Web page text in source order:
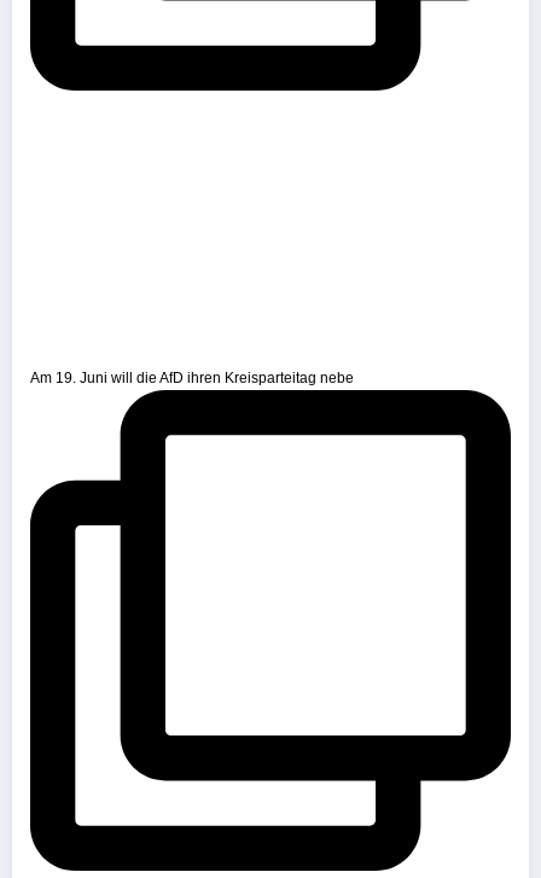
Am 19. Juni will die AfD ihren Kreisparteitag nebe